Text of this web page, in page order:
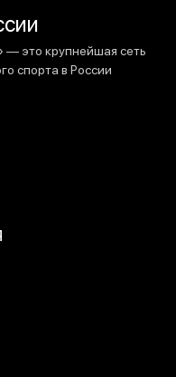
— это крупнейшая сеть
спорта в России